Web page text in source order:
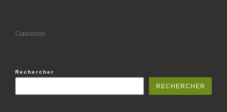
Connexion
Rechercher
RECHERCHER